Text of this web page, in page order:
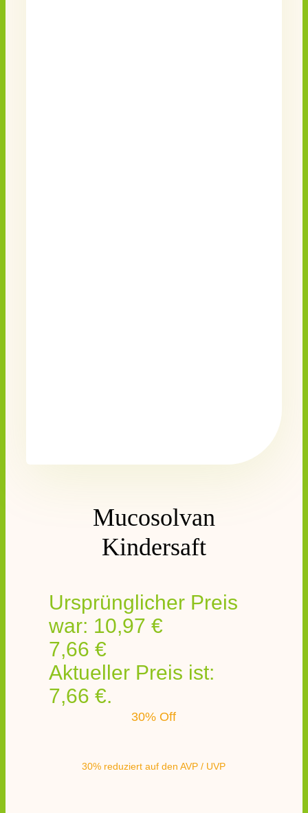
Mucosolvan
Kindersaft
Ursprünglicher Preis
war: 10,97 €
7,66 €
Aktueller Preis ist:
7,66 €.
30% Off
30% reduziert auf den AVP / UVP